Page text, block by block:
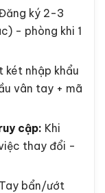
ký 2-3
- phòng khi 1
két nhập khẩu
vân tay + mã
cập: Khi
thay đổi -
Tay bẩn/ướt